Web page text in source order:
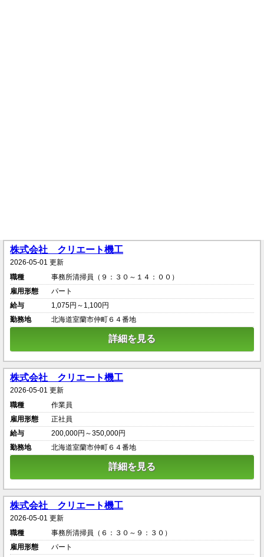
株式会社 クリエート機工
2026-05-01 更新
職種
事務所清掃員（９：３０～１４：００）
雇用形態
パート
給与
1,075円～1,100円
勤務地
北海道室蘭市仲町６４番地
詳細を見る
株式会社 クリエート機工
2026-05-01 更新
職種
作業員
雇用形態
正社員
給与
200,000円～350,000円
勤務地
北海道室蘭市仲町６４番地
詳細を見る
株式会社 クリエート機工
2026-05-01 更新
職種
事務所清掃員（６：３０～９：３０）
雇用形態
パート